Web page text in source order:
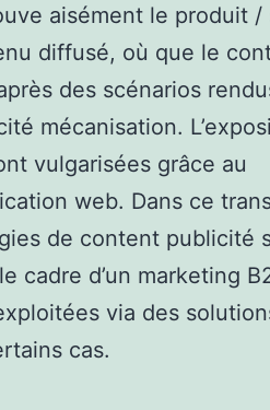
aisément le produit /
diffusé, où que le
des scénarios
mécanisation.
vulgarisées grâce au
web. Dans ce
de content publicité
cadre d’un marketing
via des
cas.